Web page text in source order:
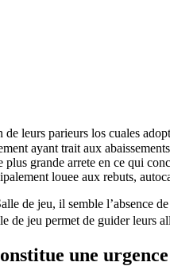
leurs parieurs los cuales
ayant trait aux
grande arrete en ce qui
louee aux rebuts,
de jeu, il semble l’absence
de jeu permet de guider leurs
une